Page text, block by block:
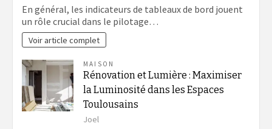
En général, les indicateurs de tableaux de bord jouent
un rôle crucial dans le pilotage…
Voir article complet
MAISON
Rénovation et Lumière : Maximiser
la Luminosité dans les Espaces
Toulousains
Joel